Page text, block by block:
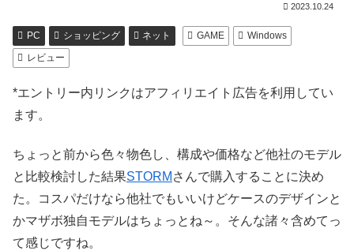
2023.10.24
PC ショッピング ネット GAME
Windows
レビュー
*エントリー内リンクはアフィリエイト広告を利用してい
ます。
ちょっと前から色々物色し、構成や価格など他社のモデル
と比較検討した結果STORM さんで購入することに決め
た。コスパだけなら他社でもいいけどケースのデザインと
かマザボ独自モデルはちょっとね～。そんな諸々含めてっ
て感じですね。